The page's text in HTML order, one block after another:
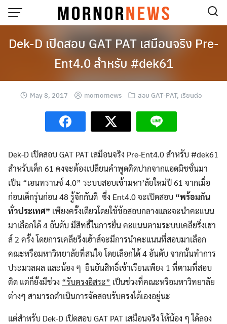
Skip
Dek-D เปิดสอบ GAT PAT เสมือนจริง Pre-
Ent4.0 สำหรับ #dek61
May 8, 2017 mornornews สอบ GAT-PAT, เรียนต่อ
Dek-D เปิดสอบ GAT PAT เสมือนจริง Pre-Ent4.0 สำหรับ #dek61
สำหรับเด็ก 61 คงจะต้องเปลียนคำพูดติดปากจากแอดมิชชั่นมา
เป็น “เอนทรานซ์ 4.0” ระบบสอบเข้ามหา’ลัยใหม่ปี 61 จากเมื่อ
ก่อนเด็กรุ่นก่อน 48 รู้จักกันดี ซึ่ง Ent4.0 จะเปิดสอบ “พร้อมกัน
ทั่วประเทศ” เพียงครั้งเดียวโดยใช้ข้อสอบกลางและจะนำคะแนน
มาเลือกได้ 4 อันดับ มีสิทธิ์ในการยื่น คะแนนตามระบบเคลียริ่งเฮา
ส์ 2 ครั้ง โดยการเคลียริ่งเฮ้าส์จะมีการนำคะแนนที่สอบมาเลือก
คณะหรือมหาวิทยาลัยที่สนใจ โดยเลือกได้ 4 อันดับ จากนั้นทำการ
ประมวลผล และน้อง ๆ ยืนยันสิทธิ์เข้าเรียนเพียง 1 ที่ตามที่สอบ
ติด แต่ก็ยั้งมีช่วง “รับตรงอิสระ” เป็นช่วงที่คณะหรือมหาวิทยาลัย
ต่างๆ สามารถดำเนินการจัดสอบรับตรงได้เองอยู่นะ
แต่สำหรับ Dek-D เปิดสอบ GAT PAT เสมือนจริง ให้น้อง ๆ ได้ลอง